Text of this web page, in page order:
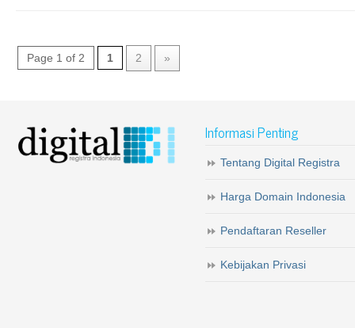
Page 1 of 2 1 2 »
Informasi Penting
Tentang Digital Registra
Harga Domain Indonesia
Pendaftaran Reseller
Kebijakan Privasi